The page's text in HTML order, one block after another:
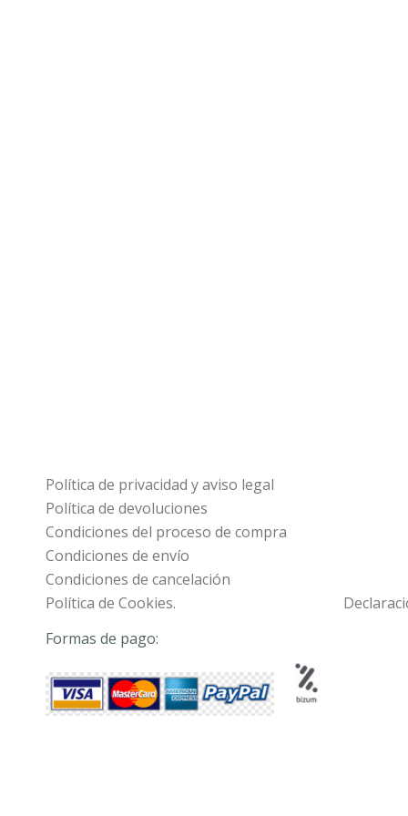
Política de privacidad y aviso legal
Política de devoluciones
Condiciones del proceso de compra
Condiciones de envío
Condiciones de cancelación
Política de Cookies.
Formas de pago: